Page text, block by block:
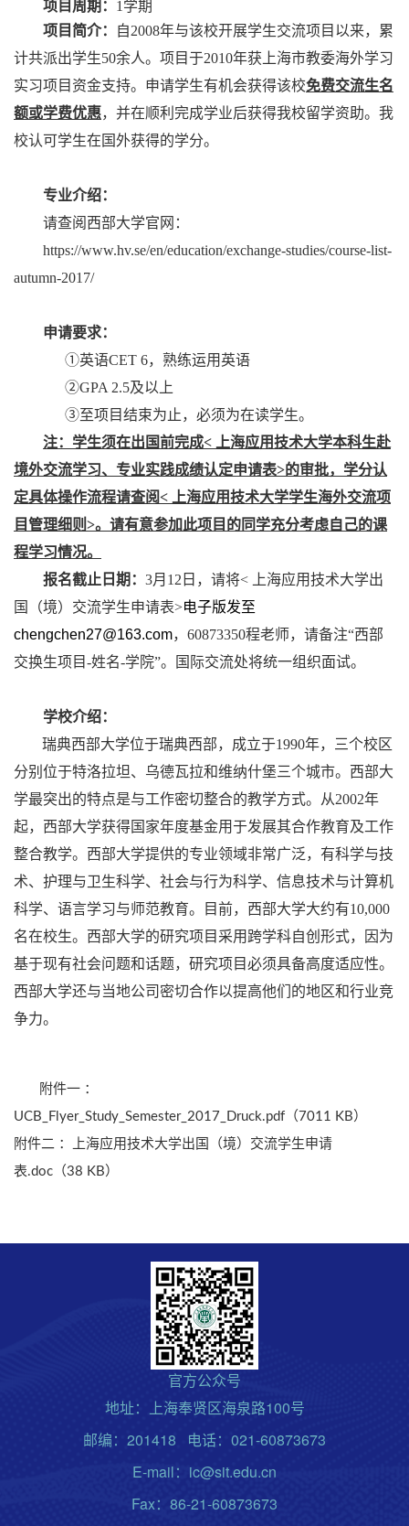
项目周期： 1 学期
项目简介：
自2008年与该校开展学生交流项目以来，累
计共派出学生50余人。项目于2010年获上海市教委海外学习
实习项目资金支持。申请学生有机会获得该校免费交流生名
额或学费优惠，并在顺利完成学业后获得我校留学资助。我
校认可学生在国外获得的学分。
专业介绍：
请查阅西部大学官网：
https://www.hv.se/en/education/exchange-studies/course-list-
autumn-2017/
申请要求：
①英语CET 6，熟练运用英语
②GPA 2.5及以上
③至项目结束为止，必须为在读学生。
注：学生须在出国前完成<
上海应用技术大学本科生赴
境外交流学习、专业实践成绩认定申请表>的审批，学分认
定具体操作流程请查阅<
上海应用技术大学学生海外交流项
目管理细则>。请有意参加此项目的同学充分考虑自己的课
程学习情况。
报名截止日期： 3月 12 日，请将<
上海应用技术大学出
国（境）交流学生申请表>电子版发至
chengchen27@163.com， 60873350程老师，请备注“西部
交换生项目-姓名-学院”。国际交流处将统一组织面试。
学校介绍：
瑞典西部大学位于瑞典西部，成立于1990年，三个校区
分别位于特洛拉坦、乌德瓦拉和维纳什堡三个城市。西部大
学最突出的特点是与工作密切整合的教学方式。从2002年
起，西部大学获得国家年度基金用于发展其合作教育及工作
整合教学。西部大学提供的专业领域非常广泛，有科学与技
术、护理与卫生科学、社会与行为科学、信息技术与计算机
科学、语言学习与师范教育。目前，西部大学大约有10,000
名在校生。西部大学的研究项目采用跨学科自创形式，因为
基于现有社会问题和话题，研究项目必须具备高度适应性。
西部大学还与当地公司密切合作以提高他们的地区和行业竞
争力。
附件一 ：
UCB_Flyer_Study_Semester_2017_Druck.pdf（7011 KB）
附件二 ：上海应用技术大学出国（境）交流学生申请
表.doc（38 KB）
官方公众号
地址：上海奉贤区海泉路100号
邮编：201418 电话：021-60873673
E-mail：ic@sit.edu.cn
Fax：86-21-60873673